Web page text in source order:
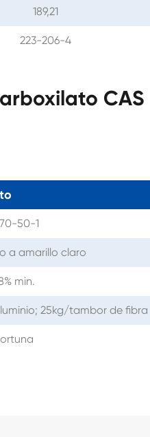
189,21
223-206-4
CAS
50-1
a amarillo claro
min.
25kg/tambor de fibra